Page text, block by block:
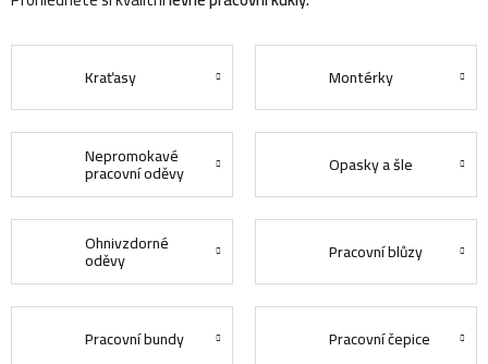
Kraťasy Montérky
Nepromokavé
pracovní oděvy Opasky a šle
Ohnivzdorné
oděvy Pracovní blůzy
Pracovní bundy Pracovní čepice